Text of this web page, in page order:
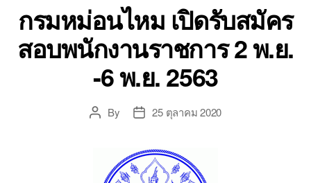
กรมหม่อนไหม เปิดรับสมัคร
สอบพนักงานราชการ 2 พ.ย.
-6 พ.ย. 2563
PostBy
Post25 ตุลาคม 2020